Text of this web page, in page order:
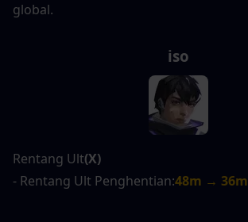
global.
iso
Rentang Ult(X)
- Rentang Ult Penghentian:48m → 36m